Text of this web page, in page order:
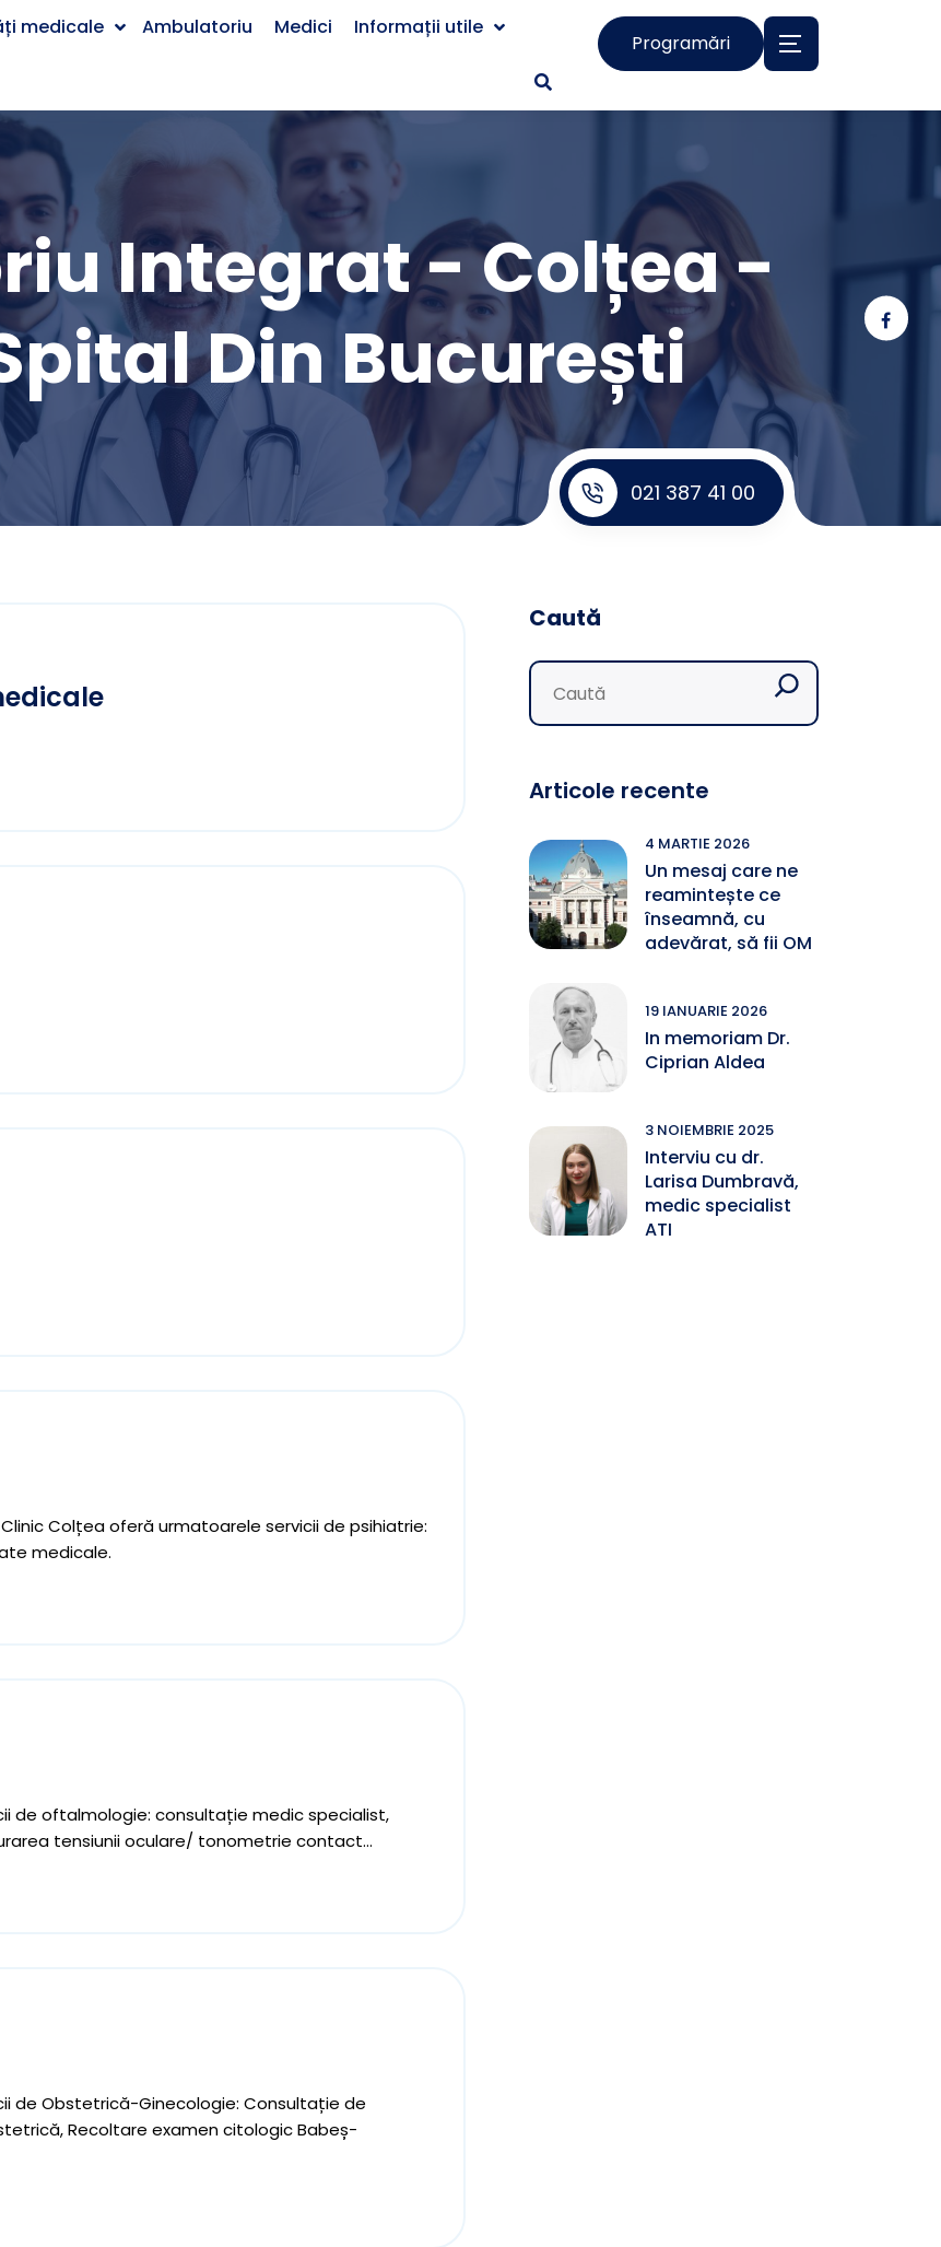
medicale Ambulatoriu Medici Informații utile
Programări
Integrat - Colțea -
Din București
021 387 41 00
Colțea oferă urmatoarele servicii de psihiatrie:
medicale.
de oftalmologie: consultație medic specialist,
tensiunii oculare/ tonometrie contact...
de Obstetrică-Ginecologie: Consultație de
Recoltare examen citologic Babeș-
Caută
Articole recente
4 MARTIE 2026
Un mesaj care ne
reamintește ce
înseamnă, cu
adevărat, să fii OM
19 IANUARIE 2026
In memoriam Dr.
Ciprian Aldea
3 NOIEMBRIE 2025
Interviu cu dr.
Larisa Dumbravă,
medic specialist
ATI